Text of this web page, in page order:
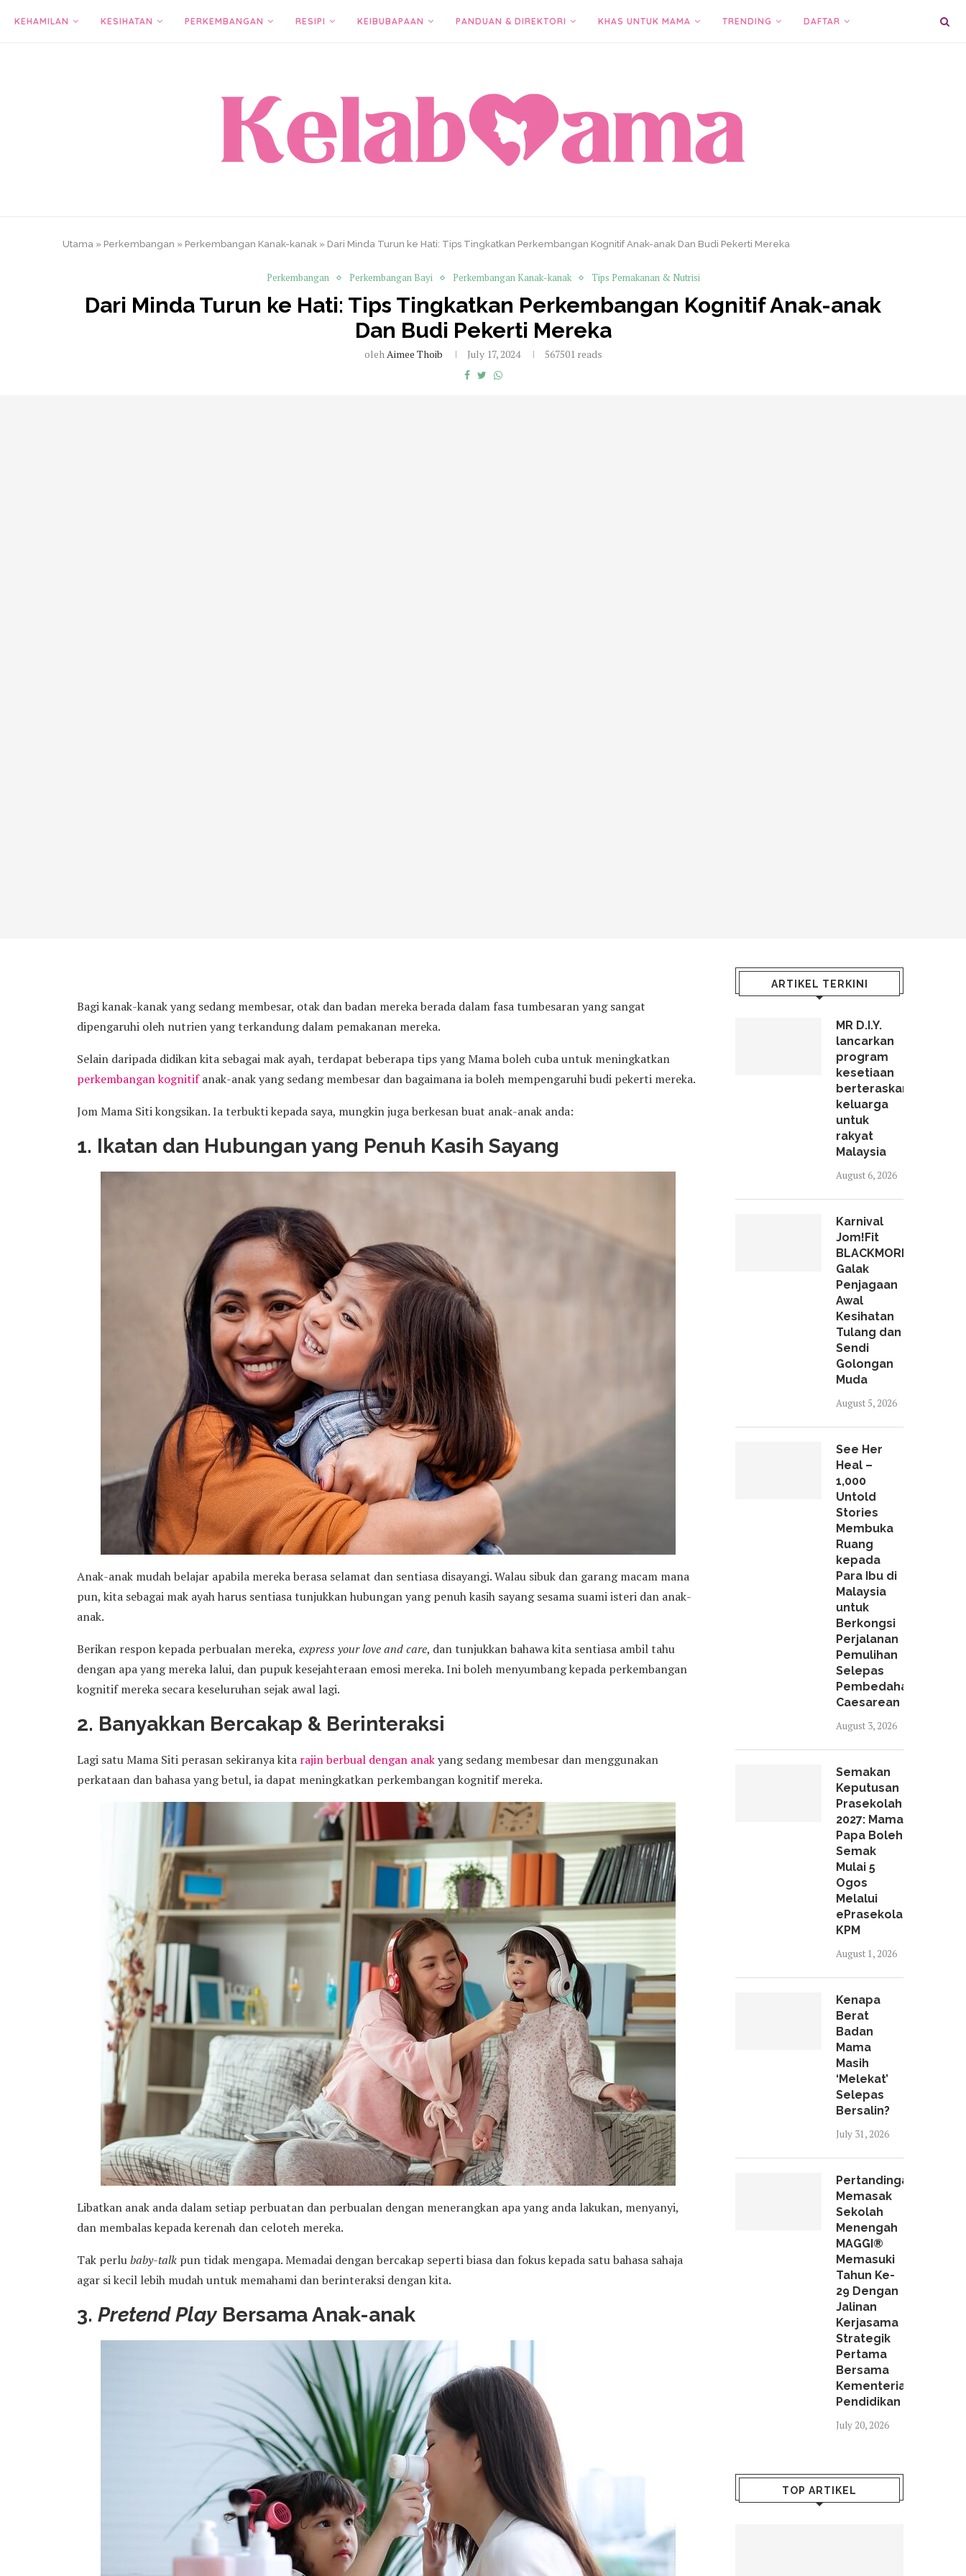
KEHAMILAN KESIHATAN PERKEMBANGAN RESIPI KEIBUBAPAAN PANDUAN & DIREKTORI KHAS UNTUK MAMA TRENDING DAFTAR
Utama » Perkembangan » Perkembangan Kanak-kanak » Dari Minda Turun ke Hati: Tips Tingkatkan Perkembangan Kognitif Anak-anak Dan Budi Pekerti Mereka
Perkembangan Perkembangan Bayi Perkembangan Kanak-kanak Tips Pemakanan & Nutrisi
Dari Minda Turun ke Hati: Tips Tingkatkan Perkembangan Kognitif Anak-anak
Dan Budi Pekerti Mereka
olehAimee Thoib July 17, 2024 567501 reads
Bagi kanak-kanak yang sedang membesar, otak dan badan mereka berada dalam fasa tumbesaran yang sangat
dipengaruhi oleh nutrien yang terkandung dalam pemakanan mereka.
Selain daripada didikan kita sebagai mak ayah, terdapat beberapa tips yang Mama boleh cuba untuk meningkatkan
perkembangan kognitifanak-anak yang sedang membesar dan bagaimana ia boleh mempengaruhi budi pekerti mereka.
Jom Mama Siti kongsikan. Ia terbukti kepada saya, mungkin juga berkesan buat anak-anak anda:
1. Ikatan dan Hubungan yang Penuh Kasih Sayang
Anak-anak mudah belajar apabila mereka berasa selamat dan sentiasa disayangi. Walau sibuk dan garang macam mana
pun, kita sebagai mak ayah harus sentiasa tunjukkan hubungan yang penuh kasih sayang sesama suami isteri dan anak-
anak.
Berikan respon kepada perbualan mereka, express your love and care, dan tunjukkan bahawa kita sentiasa ambil tahu
dengan apa yang mereka lalui, dan pupuk kesejahteraan emosi mereka. Ini boleh menyumbang kepada perkembangan
kognitif mereka secara keseluruhan sejak awal lagi.
2. Banyakkan Bercakap & Berinteraksi
Lagi satu Mama Siti perasan sekiranya kita rajin berbual dengan anakyang sedang membesar dan menggunakan
perkataan dan bahasa yang betul, ia dapat meningkatkan perkembangan kognitif mereka.
Libatkan anak anda dalam setiap perbuatan dan perbualan dengan menerangkan apa yang anda lakukan, menyanyi,
dan membalas kepada kerenah dan celoteh mereka.
Tak perlubaby-talk pun tidak mengapa. Memadai dengan bercakap seperti biasa dan fokus kepada satu bahasa sahaja
agar si kecil lebih mudah untuk memahami dan berinteraksi dengan kita.
3. Pretend Play Bersama Anak-anak
ARTIKEL TERKINI
MR D.I.Y.
lancarkan
program
kesetiaan
berteraskan
keluarga
untuk
rakyat
Malaysia
August 6, 2026
Karnival
Jom!Fit
BLACKMORES
Galak
Penjagaan
Awal
Kesihatan
Tulang dan
Sendi
Golongan
Muda
August 5, 2026
See Her
Heal –
1,000
Untold
Stories
Membuka
Ruang
kepada
Para Ibu di
Malaysia
untuk
Berkongsi
Perjalanan
Pemulihan
Selepas
Pembedahan
Caesarean
August 3, 2026
Semakan
Keputusan
Prasekolah
2027: Mama
Papa Boleh
Semak
Mulai 5
Ogos
Melalui
ePrasekolah
KPM
August 1, 2026
Kenapa
Berat
Badan
Mama
Masih
‘Melekat’
Selepas
Bersalin?
July 31, 2026
Pertandingan
Memasak
Sekolah
Menengah
MAGGI®
Memasuki
Tahun Ke-
29 Dengan
Jalinan
Kerjasama
Strategik
Pertama
Bersama
Kementerian
Pendidikan
July 20, 2026
TOP ARTIKEL